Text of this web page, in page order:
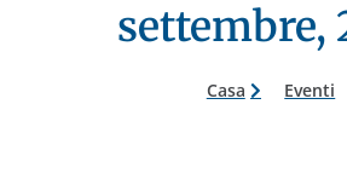
settembre,
Casa Eventi